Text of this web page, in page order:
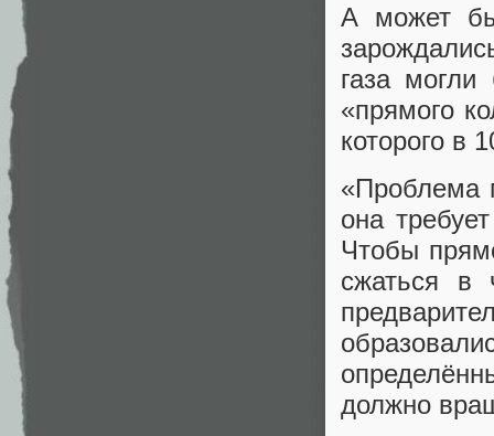
А может
газа
«прямого
которого в
«Проблема
она
Чтобы
сжаться в
должно